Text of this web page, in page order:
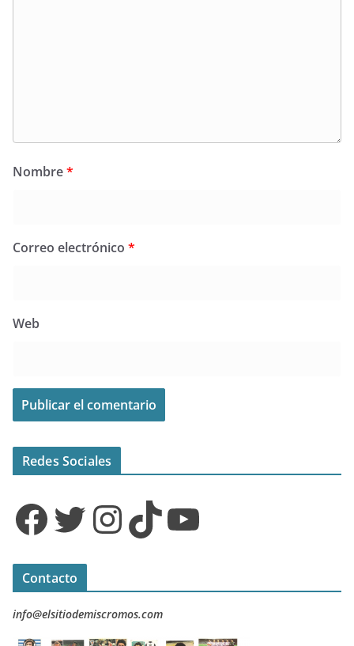
Nombre*
Correo electrónico *
Web
Redes Sociales
Facebook Twitter InstagramTikTok YouTube
Contacto
info@elsitiodemiscromos.com